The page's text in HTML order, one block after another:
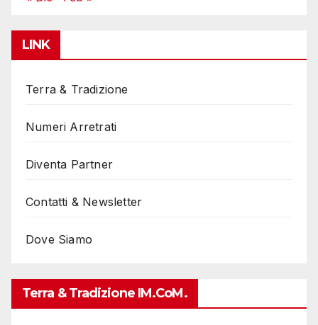
LINK
Terra & Tradizione
Numeri Arretrati
Diventa Partner
Contatti & Newsletter
Dove Siamo
Terra & Tradizione IM.coM.